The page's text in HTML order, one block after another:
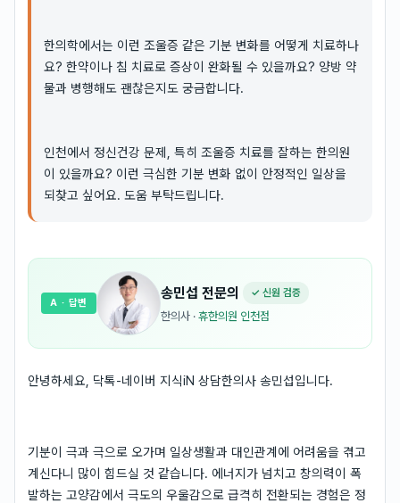
한의학에서는 이런 조울증 같은 기분 변화를 어떻게 치료하나
요? 한약이나 침 치료로 증상이 완화될 수 있을까요? 양방 약
물과 병행해도 괜찮은지도 궁금합니다.
인천에서 정신건강 문제, 특히 조울증 치료를 잘하는 한의원
이 있을까요? 이런 극심한 기분 변화 없이 안정적인 일상을
되찾고 싶어요. 도움 부탁드립니다.
송민섭 전문의 ✓ 신원 검증
한의사 · 휴한의원 인천점
A · 답변
안녕하세요, 닥톡-네이버 지식iN 상담한의사 송민섭입니다.
기분이 극과 극으로 오가며 일상생활과 대인관계에 어려움을 겪고
계신다니 많이 힘드실 것 같습니다. 에너지가 넘치고 창의력이 폭
발하는 고양감에서 극도의 우울감으로 급격히 전환되는 경험은 정